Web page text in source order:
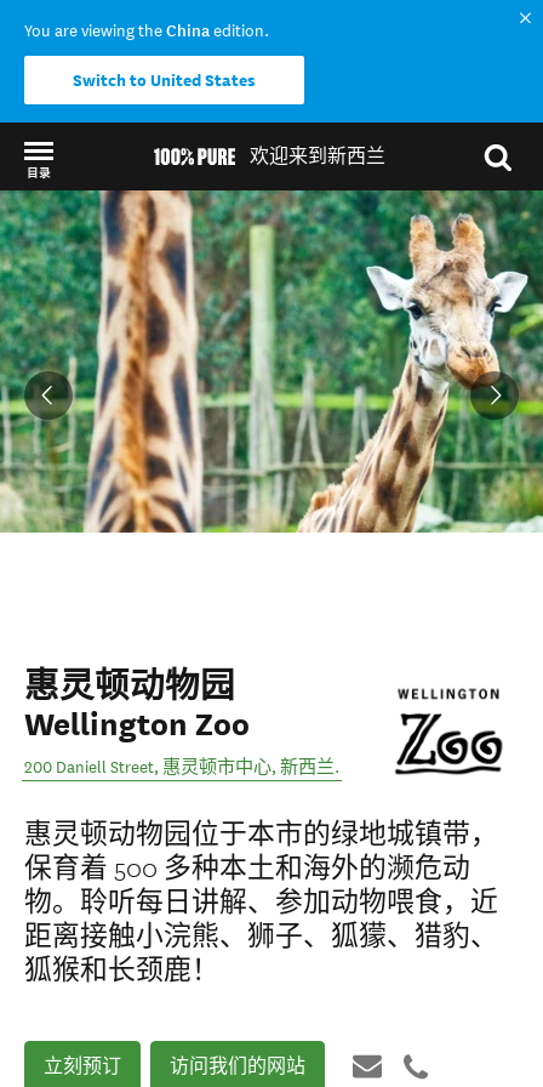
You are viewing theChinaedition.
Switch to United States
欢迎来到新西兰
目录
Back to my results
惠灵顿动物园
Wellington Zoo
200 Daniell Street, 惠灵顿市中心, 新西兰.
惠灵顿动物园位于本市的绿地城镇带，
保育着 500 多种本土和海外的濒危动
物。聆听每日讲解、参加动物喂食，近
距离接触小浣熊、狮子、狐獴、猎豹、
狐猴和长颈鹿！
立刻预订 访问我们的网站